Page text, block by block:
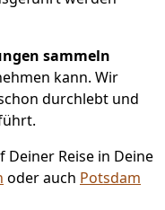
sammeln
kann. Wir
durchlebt und
Reise in Deine
oder auch Potsdam